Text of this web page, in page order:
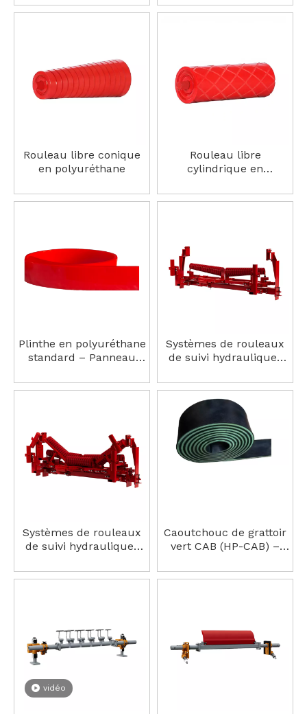
réactif HP-YJP-V
réactif HP-YJP-C
Rouleau libre conique
en polyuréthane
Rouleau libre
cylindrique en
Plinthe en polyuréthane
standard – Panneau
l'usure et aux
Systèmes de rouleaux
de suivi hydrauliques
retour en V
Systèmes de rouleaux
de suivi hydrauliques
dynamique d'auge
Caoutchouc de grattoir
vert CAB (HP-CAB) –
de bande transporteuse
vidéo